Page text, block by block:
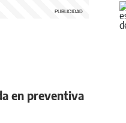
en preventiva